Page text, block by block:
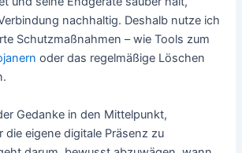
nachhaltig. Deshalb nutze ich
Schutzmaßnahmen – wie Tools zum
oder das regelmäßige Löschen
Gedanke in den Mittelpunkt,
die eigene digitale Präsenz zu